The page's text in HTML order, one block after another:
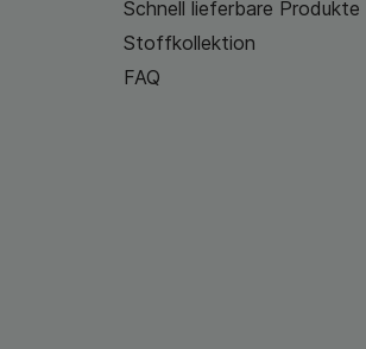
Schnell lieferbare Produkte
Stoffkollektion
FAQ